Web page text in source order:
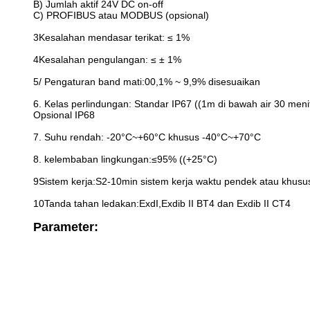
B) Jumlah aktif 24V DC on-off
C) PROFIBUS atau MODBUS (opsional)
3Kesalahan mendasar terikat: ≤ 1%
4Kesalahan pengulangan: ≤ ± 1%
5/ Pengaturan band mati:00,1% ~ 9,9% disesuaikan
6. Kelas perlindungan: Standar IP67 ((1m di bawah air 30
Opsional IP68
7. Suhu rendah: -20°C~+60°C khusus -40°C~+70°C
8. kelembaban lingkungan:≤95% ((+25°C)
9Sistem kerja:S2-10min sistem kerja waktu pendek atau
10Tanda tahan ledakan:ExdI,Exdib II BT4 dan Exdib II CT4
Parameter: